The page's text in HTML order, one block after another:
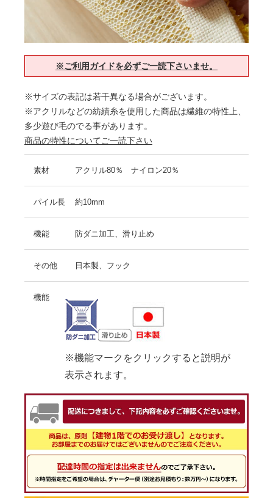
※ご利用ガイドを必ずご一読下さいませ。
※サイズの表記は若干異なる場合がございます。
※アクリルなどの紡績糸を使用した商品は繊維の特性上、
多少遊び毛のでる事があります。
商品の特性についてご一読下さい
素材 アクリル80％ ナイロン20％
パイル長 約10mm
機能 防ダニ加工、滑り止め
その他 日本製、フック
機能
※機能マークをクリックすると説明が
表示されます。